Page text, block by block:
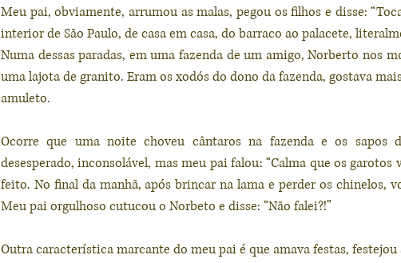
Meu pai, obviamente, arrumou as malas, pegou os filhos e disse:
interior de São Paulo, de casa em casa, do barraco ao palacete,
Numa dessas paradas, em uma fazenda de um amigo, Norberto nos
uma lajota de granito. Eram os xodós do dono da fazenda, gostava
amuleto.
Ocorre que uma noite choveu cântaros na fazenda e os sapos
desesperado, inconsolável, mas meu pai falou: “Calma que os garotos
feito. No final da manhã, após brincar na lama e perder os chinelos,
Meu pai orgulhoso cutucou o Norbeto e disse: “Não falei?!”
Outra característica marcante do meu pai é que amava festas,